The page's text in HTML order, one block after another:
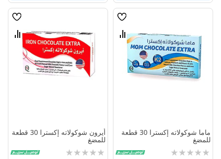
قائمة
قارن
ماما شوكولاته إكسترا 30 قطعة
للمضغ
Rating:
قائمة
قارن
أيرون شوكولاته إكسترا 30 قطعة
للمضغ
Rating: